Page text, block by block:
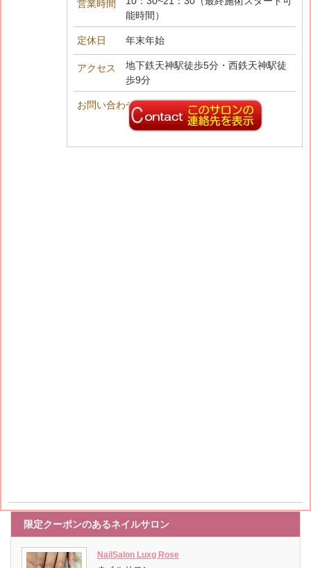
営業時間
能時間）
定休日 年末年始
アクセス
地下鉄天神駅徒歩5分・西鉄天神駅徒
歩9分
お問い合わせ先
限定クーポンのあるネイルサロン
NailSalon Luxg Rose